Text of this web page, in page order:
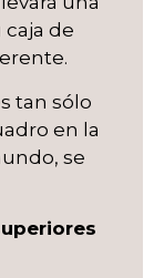
caja de
tan sólo
en la
se